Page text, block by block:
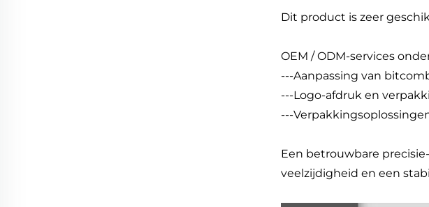
Dit product is zeer
OEM / ODM-services
---Aanpassing van
---Logo-afdruk en
---
Een betrouwbare
veelzijdigheid en een